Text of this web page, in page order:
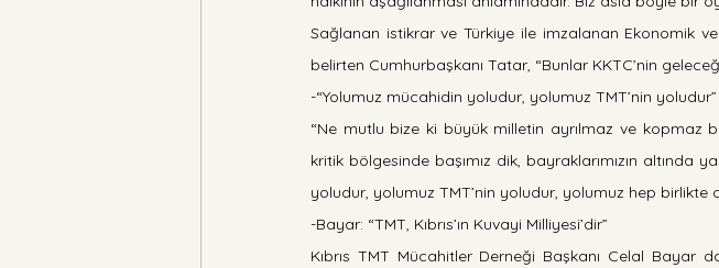
Sağlanan istikrar ve Türkiye ile imzalanan Ekonomik
belirten Cumhurbaşkanı Tatar, “Bunlar KKTC’nin
-“Yolumuz mücahidin yoludur, yolumuz TMT’nin yoludur”
“Ne mutlu bize ki büyük milletin ayrılmaz ve kopmaz
kritik bölgesinde başımız dik, bayraklarımızın
yoludur, yolumuz TMT’nin yoludur, yolumuz hep
-Bayar: “TMT, Kıbrıs’ın Kuvayi Milliyesi’dir”
Kıbrıs TMT Mücahitler Derneği Başkanı Celal Bayar